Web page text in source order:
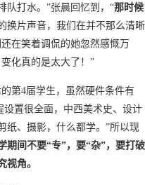
队打水。”张晨回忆到，“那时候
换片声音，我们在并不那么清晰
在笑着调侃的她忽然感慨万
化真的是太大了！”
第4届学生，虽然硬件条件有
设置很全面，中西美术史、设计
纸、摄影，什么都学。”所以现
期间不要“专”，要“杂”，要打破
视角。